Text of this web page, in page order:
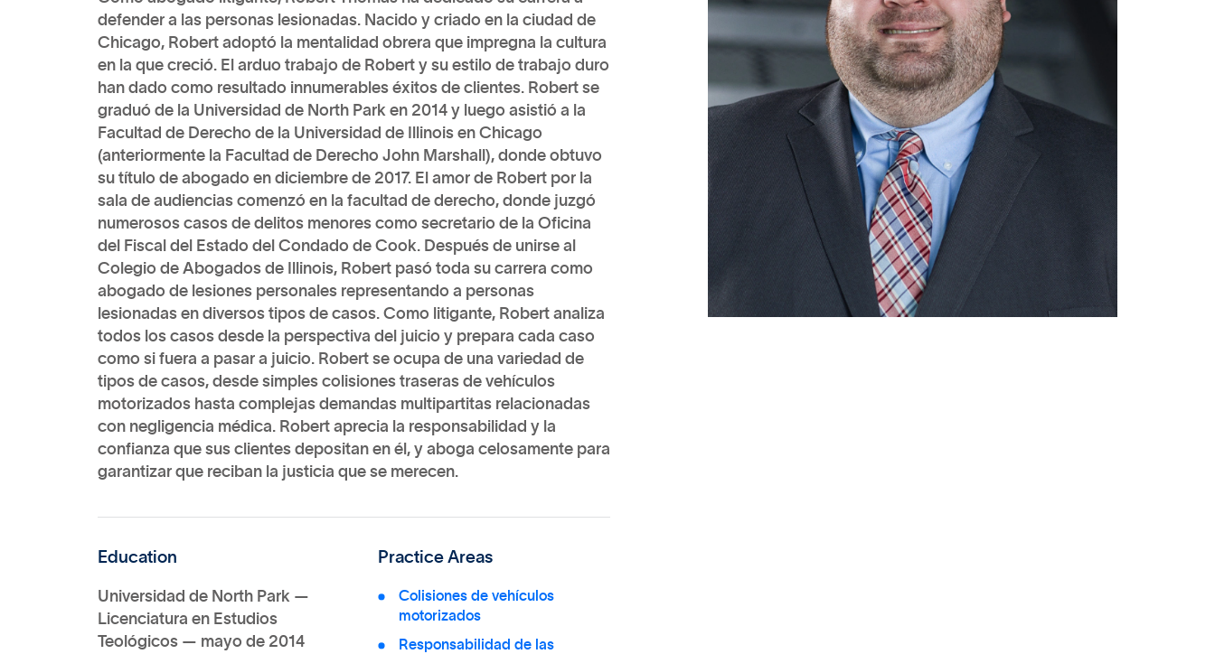
defender a las personas lesionadas. Nacido y criado en la ciudad de
Chicago, Robert adoptó la mentalidad obrera que impregna la cultura
en la que creció. El arduo trabajo de Robert y su estilo de trabajo duro
han dado como resultado innumerables éxitos de clientes. Robert se
graduó de la Universidad de North Park en 2014 y luego asistió a la
Facultad de Derecho de la Universidad de Illinois en Chicago
(anteriormente la Facultad de Derecho John Marshall), donde obtuvo
su título de abogado en diciembre de 2017. El amor de Robert por la
sala de audiencias comenzó en la facultad de derecho, donde juzgó
numerosos casos de delitos menores como secretario de la Oficina
del Fiscal del Estado del Condado de Cook. Después de unirse al
Colegio de Abogados de Illinois, Robert pasó toda su carrera como
abogado de lesiones personales representando a personas
lesionadas en diversos tipos de casos. Como litigante, Robert analiza
todos los casos desde la perspectiva del juicio y prepara cada caso
como si fuera a pasar a juicio. Robert se ocupa de una variedad de
tipos de casos, desde simples colisiones traseras de vehículos
motorizados hasta complejas demandas multipartitas relacionadas
con negligencia médica. Robert aprecia la responsabilidad y la
confianza que sus clientes depositan en él, y aboga celosamente para
garantizar que reciban la justicia que se merecen.
Education
Universidad de North Park —
Licenciatura en Estudios
Teológicos — mayo de 2014
Practice Areas
Colisiones de vehículos
motorizados
Responsabilidad de las